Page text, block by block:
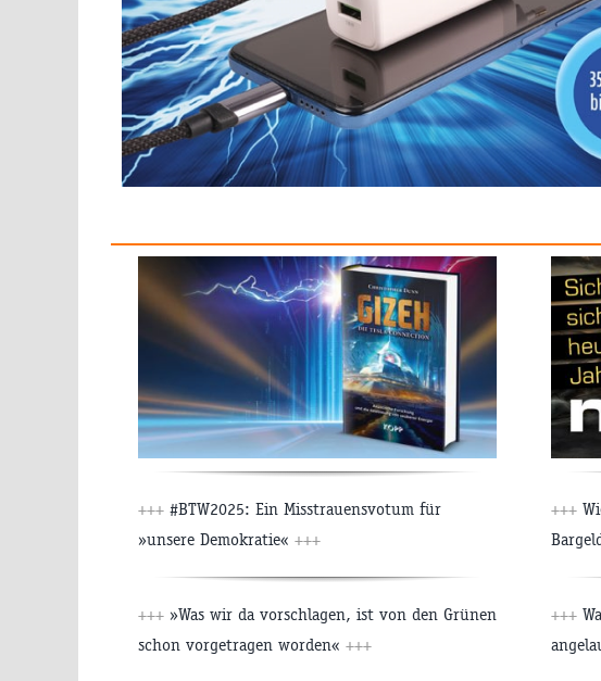
+++ #BTW2025: Ein Misstrauensvotum für
»unsere Demokratie« +++
+++ »Was wir da vorschlagen, ist von den Grünen
schon vorgetragen worden« +++
+++
+++